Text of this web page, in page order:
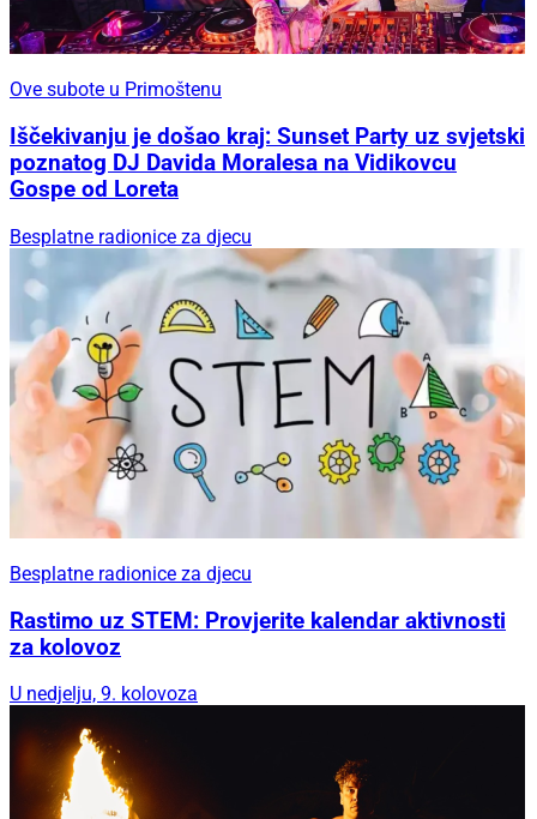
Ove subote u Primoštenu
Iščekivanju je došao kraj: Sunset Party uz svjetski
poznatog DJ Davida Moralesa na Vidikovcu
Gospe od Loreta
Besplatne radionice za djecu
Besplatne radionice za djecu
Rastimo uz STEM: Provjerite kalendar aktivnosti
za kolovoz
U nedjelju, 9. kolovoza